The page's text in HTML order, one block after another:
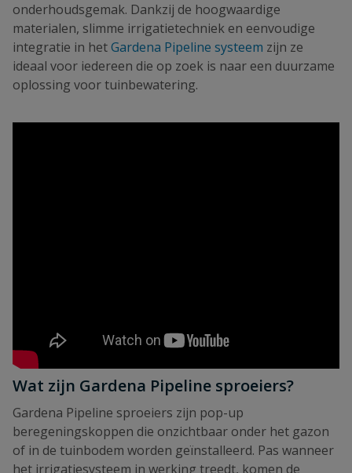
onderhoudsgemak. Dankzij de hoogwaardige
materialen, slimme irrigatietechniek en eenvoudige
integratie in hetGardena Pipeline systeem zijn ze
ideaal voor iedereen die op zoek is naar een duurzame
oplossing voor tuinbewatering.
Wat zijn Gardena Pipeline sproeiers?
Gardena Pipeline sproeiers zijn pop-up
beregeningskoppen die onzichtbaar onder het gazon
of in de tuinbodem worden geïnstalleerd. Pas wanneer
het irrigatiesysteem in werking treedt, komen de